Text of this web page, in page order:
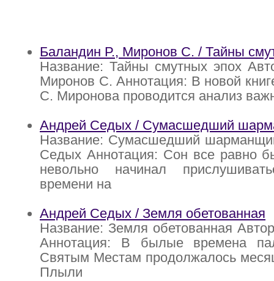
Баландин Р., Миронов С. / Тайны
Название: Тайны смутных эпох
Миронов С. Аннотация: В новой
С. Миронова проводится анализ
Андрей Седых / Сумасшедший
Название: Сумасшедший
Седых Аннотация: Сон все равно
невольно начинал
времени на
Андрей Седых / Земля обетованная
Название: Земля обетованная
Аннотация: В былые времена
Святым Местам продолжалось
Плыли